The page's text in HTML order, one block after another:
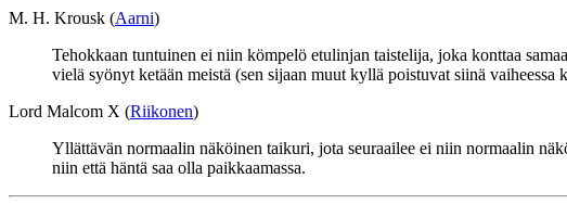
M. H. Krousk (Aarni)
Tehokkaan tuntuinen ei niin kömpelö etulinjan taistelija, joka konttaa
vielä syönyt ketään meistä (sen sijaan muut kyllä poistuvat siinä vaiheessa
Lord Malcom X (Riikonen)
Yllättävän normaalin näköinen taikuri, jota seuraailee ei niin normaalin
niin että häntä saa olla paikkaamassa.